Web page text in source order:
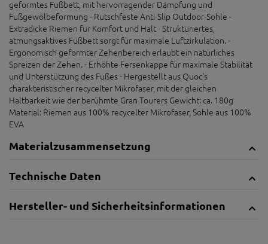
geformtes Fußbett, mit hervorragender Dämpfung und
Fußgewölbeformung - Rutschfeste Anti-Slip Outdoor-Sohle -
Extradicke Riemen für Komfort und Halt - Strukturiertes,
atmungsaktives Fußbett sorgt für maximale Luftzirkulation. -
Ergonomisch geformter Zehenbereich erlaubt ein natürliches
Spreizen der Zehen. - Erhöhte Fersenkappe für maximale Stabilität
und Unterstützung des Fußes - Hergestellt aus Quoc's
charakteristischer recycelter Mikrofaser, mit der gleichen
Haltbarkeit wie der berühmte Gran Tourers Gewicht: ca. 180g
Material: Riemen aus 100% recycelter Mikrofaser, Sohle aus 100%
EVA
Materialzusammensetzung
Technische Daten
Hersteller- und Sicherheitsinformationen